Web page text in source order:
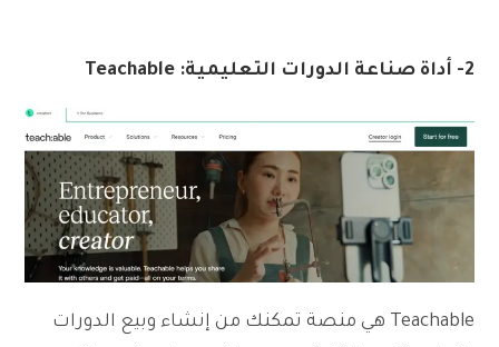
2- أداة صناعة الدورات التعليمية: Teachable
Teachable هي منصة تمكنك من إنشاء وبيع الدورات